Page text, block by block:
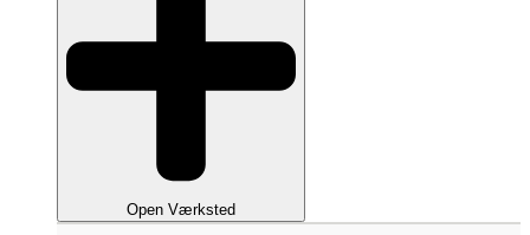
Open Værksted